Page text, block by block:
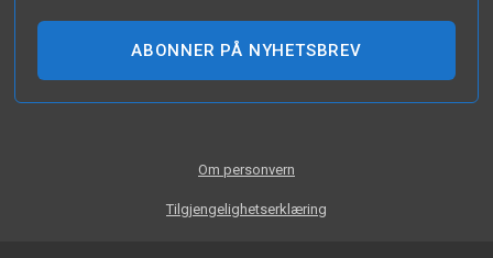
ABONNER PÅ NYHETSBREV
Om personvern
Tilgjengelighetserklæring